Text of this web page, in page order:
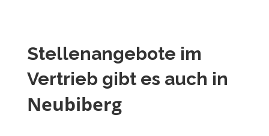
Stellenangebote im
Vertrieb gibt es auch in
Neubiberg